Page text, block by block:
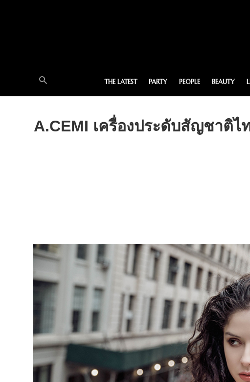
THE LATEST PARTY PEOPLE BEAUTY
A.CEMI เครื่องประดับสัญชาติไ